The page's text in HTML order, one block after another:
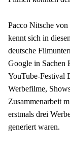
Pacco Nitsche
kennt sich in
deutsche
Google in Sachen
YouTube-Festival
Werbefilme,
Zusammenarbeit
erstmals drei
generiert waren.